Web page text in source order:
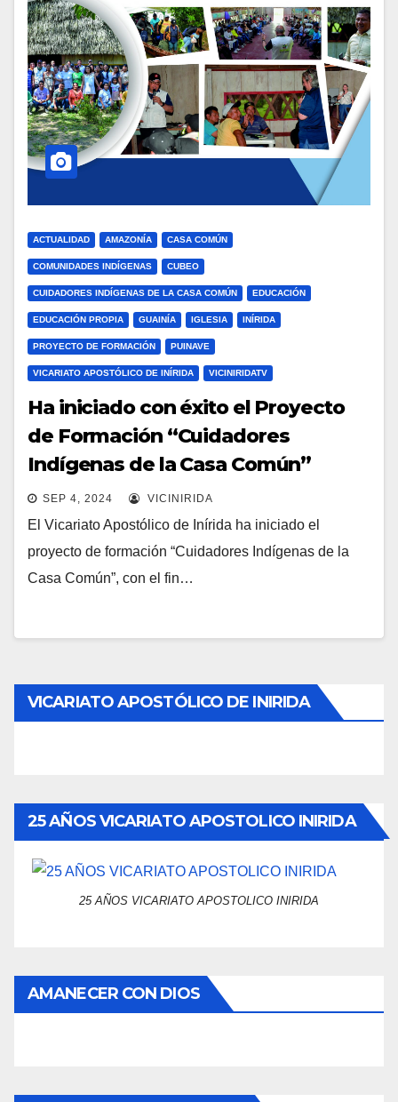
ACTUALIDAD AMAZONÍA CASA COMÚN
COMUNIDADES INDÍGENAS CUBEO
CUIDADORES INDÍGENAS DE LA CASA COMÚN EDUCACIÓN
EDUCACIÓN PROPIA GUAINÍA IGLESIA INÍRIDA
PROYECTO DE FORMACIÓN PUINAVE
VICARIATO APOSTÓLICO DE INÍRIDA VICINIRIDATV
Ha iniciado con éxito el Proyecto
de Formación “Cuidadores
Indígenas de la Casa Común”
SEP 4, 2024 VICINIRIDA
El Vicariato Apostólico de Inírida ha iniciado el
proyecto de formación “Cuidadores Indígenas de la
Casa Común”, con el fin…
VICARIATO APOSTÓLICO DE INIRIDA
25 AÑOS VICARIATO APOSTOLICO INIRIDA
25 AÑOS VICARIATO APOSTOLICO INIRIDA
AMANECER CON DIOS